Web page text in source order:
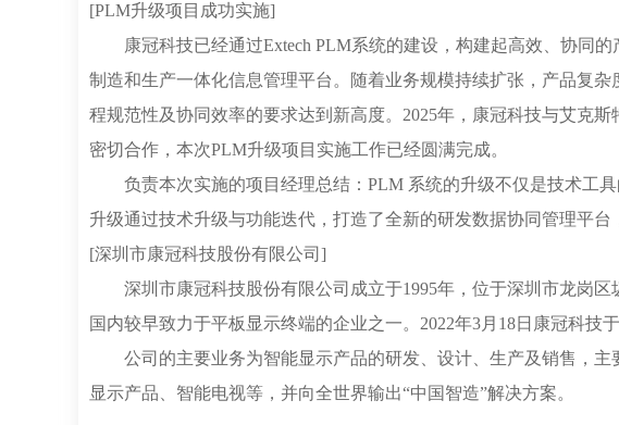
[PLM升级项目成功实施]
康冠科技已经通过Extech PLM系统的建设，构建起高效、协同的
制造和生产一体化信息管理平台。随着业务规模持续扩张，产品复
程规范性及协同效率的要求达到新高度。2025年，康冠科技与艾克
密切合作，本次PLM升级项目实施工作已经圆满完成。
负责本次实施的项目经理总结：PLM 系统的升级不仅是技术工具
升级通过技术升级与功能迭代，打造了全新的研发数据协同管理平台
[深圳市康冠科技股份有限公司]​
深圳市康冠科技股份有限公司成立于1995年，位于深圳市龙岗区
国内较早致力于平板显示终端的企业之一。2022年3月18日康冠科技
公司的主要业务为智能显示产品的研发、设计、生产及销售，主
显示产品、智能电视等，并向全世界输出“中国智造”解决方案。